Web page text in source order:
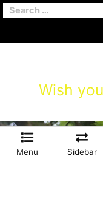
Wish
Menu Sidebar